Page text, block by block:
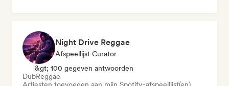
Night Drive Reggae
Afspeellijst Curator
&gt; 100 gegeven antwoorden
DubReggae